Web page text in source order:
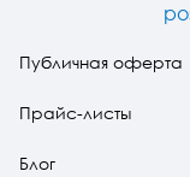
Публичная оферта
Прайс-листы
Блог